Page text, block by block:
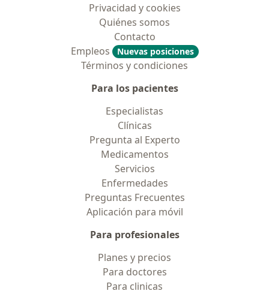
Privacidad y cookies
Quiénes somos
Contacto
Empleos
Nuevas posiciones
Términos y condiciones
Para los pacientes
Especialistas
Clínicas
Pregunta al Experto
Medicamentos
Servicios
Enfermedades
Preguntas Frecuentes
Aplicación para móvil
Para profesionales
Planes y precios
Para doctores
Para clinicas